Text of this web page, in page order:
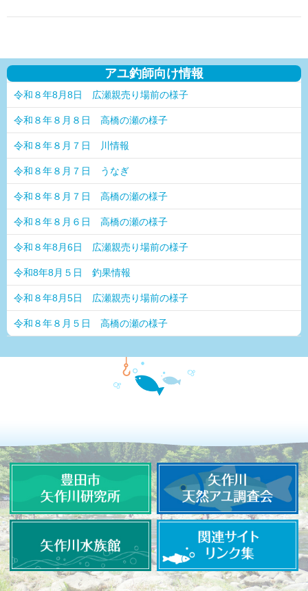
アユ釣師向け情報
令和８年8月8日 広瀬親売り場前の様子
令和８年８月８日 高橋の瀬の様子
令和８年８月７日 川情報
令和８年８月７日 うなぎ
令和８年８月７日 高橋の瀬の様子
令和８年８月６日 高橋の瀬の様子
令和８年8月6日 広瀬親売り場前の様子
令和8年8月５日 釣果情報
令和８年8月5日 広瀬親売り場前の様子
令和８年８月５日 高橋の瀬の様子